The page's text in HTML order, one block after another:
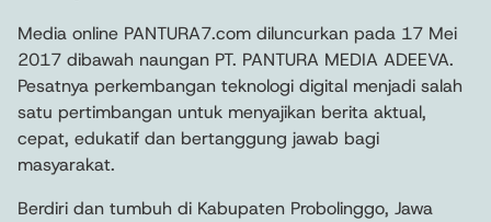
Media online PANTURA7.com diluncurkan pada 17 Mei
2017 dibawah naungan PT. PANTURA MEDIA ADEEVA.
Pesatnya perkembangan teknologi digital menjadi salah
satu pertimbangan untuk menyajikan berita aktual,
cepat, edukatif dan bertanggung jawab bagi
masyarakat.
Berdiri dan tumbuh di Kabupaten Probolinggo, Jawa